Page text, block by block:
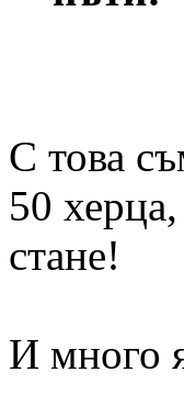
С това
50
стане!
И много